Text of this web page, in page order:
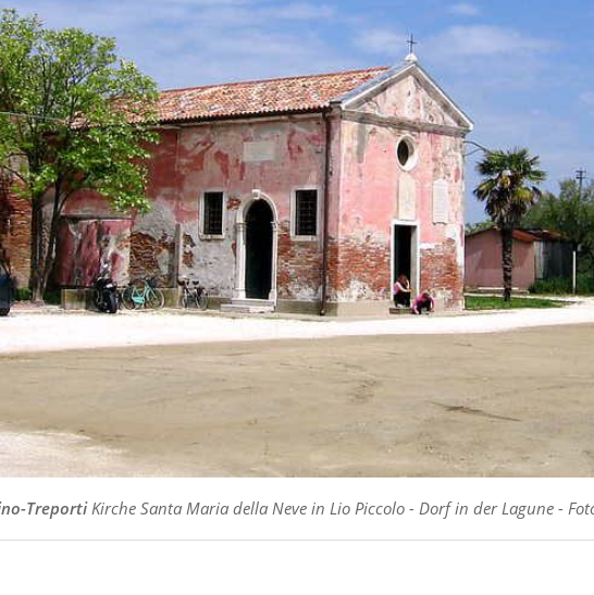
TreportiKirche Santa Maria della Neve in Lio Piccolo - Dorf in der Lagune -